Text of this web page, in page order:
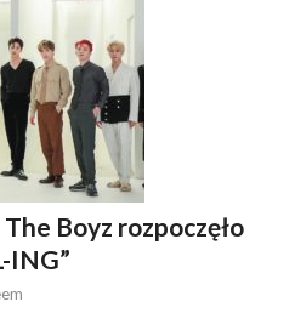
Boyz rozpoczęło
ING”